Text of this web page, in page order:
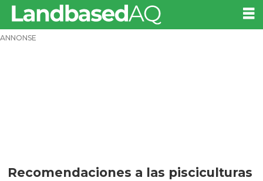
ANNONSE
Recomendaciones a las pisciculturas